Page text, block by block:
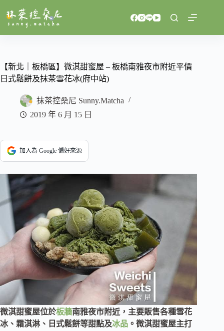
至
容【新北｜板橋區】微淇甜蜜屋 – 板橋南雅夜市附近平價
日式鬆餅及抹茶雪花冰(府中站)
抹茶控桑尼 Sunny.Matcha
2019 年 6 月 15 日
加入為 Google 偏好來源
微淇甜蜜屋位於板牆南雅夜市附近，主要販售各種雪花
冰、霜淇淋、日式鬆餅等甜點及冰品 。微淇甜蜜屋主打